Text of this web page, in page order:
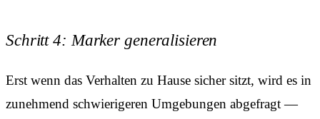
Schritt 4: Marker generalisieren
Erst wenn das Verhalten zu Hause sicher sitzt, wird es in
zunehmend schwierigeren Umgebungen abgefragt —